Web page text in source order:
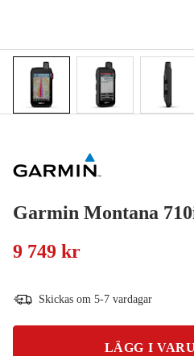
Garmin Montana
9 749 kr
Skickas om 5-7 vardagar
LÄGG I